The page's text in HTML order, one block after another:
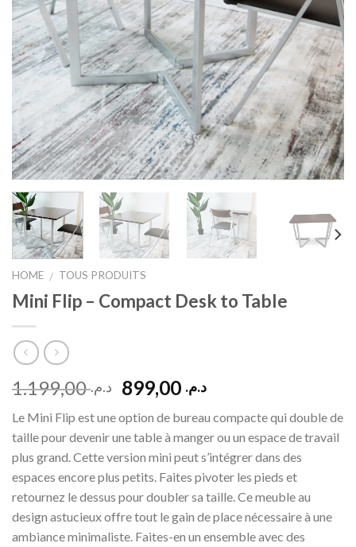
HOME / TOUS PRODUITS
Mini Flip – Compact Desk to Table
د.م.1.199,00
Original
price
was:
د.م. 1.199,00.
د.م.Current
is:
د.م. 899,00.
Le Mini Flip est une option de bureau compacte qui double de
taille pour devenir une table à manger ou un espace de travail
plus grand. Cette version mini peut s’intégrer dans des
espaces encore plus petits. Faites pivoter les pieds et
retournez le dessus pour doubler sa taille. Ce meuble au
design astucieux offre tout le gain de place nécessaire à une
ambiance minimaliste. Faites-en un ensemble avec des